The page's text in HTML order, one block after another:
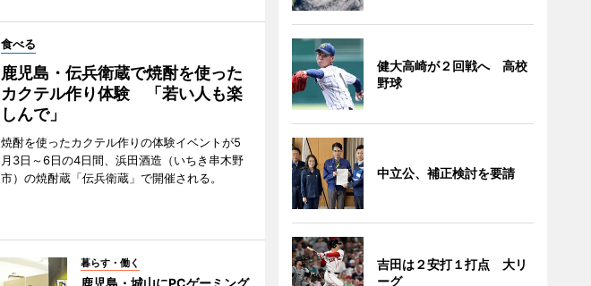
食べる
鹿児島・伝兵衛蔵で焼酎を使った
カクテル作り体験 「若い人も楽
しんで」
焼酎を使ったカクテル作りの体験イベントが5
月3日～6日の4日間、浜田酒造（いちき串木野
市）の焼酎蔵「伝兵衛蔵」で開催される。
暮らす・働く
鹿児島・城山にPCゲーミング
健大高崎が２回戦へ 高校
野球
中立公、補正検討を要請
吉田は２安打１打点 大リ
ーグ